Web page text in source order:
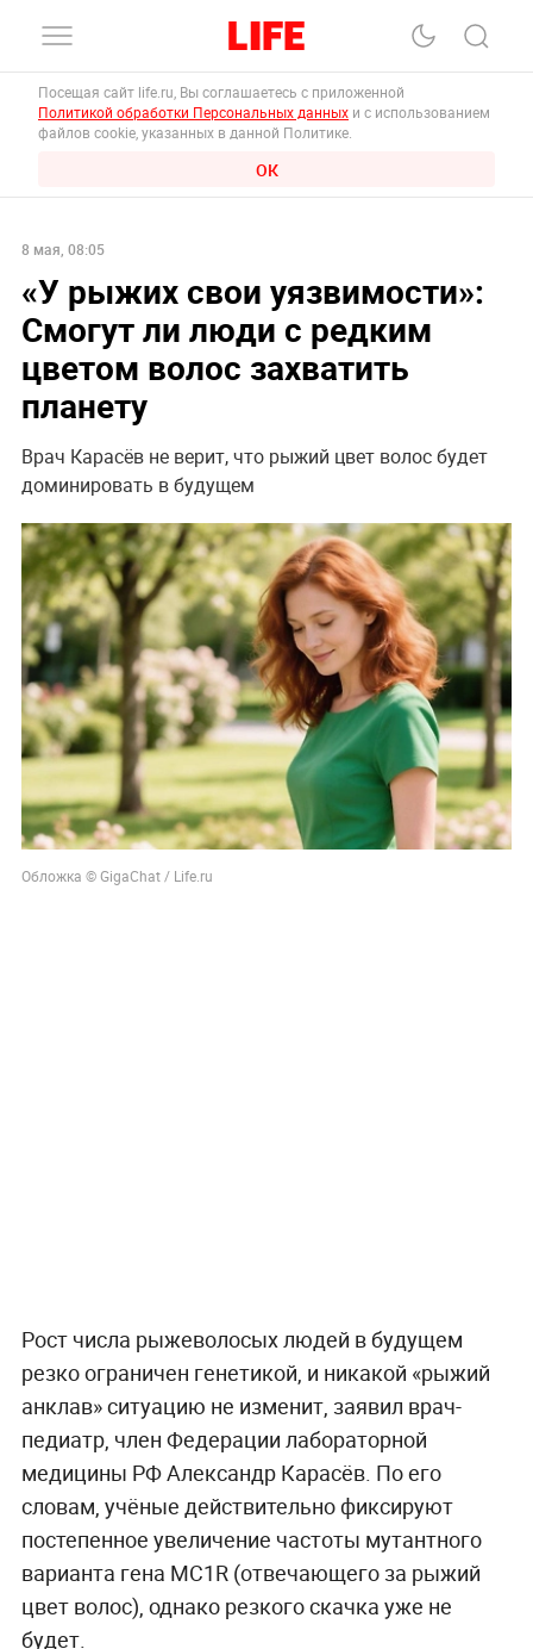
Посещая сайт life.ru, Вы соглашаетесь с приложенной
Политикой обработки Персональных данных и с использованием
файлов cookie, указанных в данной Политике.
ОК
8 мая, 08:05
«У рыжих свои уязвимости»:
Смогут ли люди с редким
цветом волос захватить
планету
Врач Карасёв не верит, что рыжий цвет волос будет
доминировать в будущем
Обложка © GigaChat / Life.ru
Рост числа рыжеволосых людей в будущем
резко ограничен генетикой, и никакой «рыжий
анклав» ситуацию не изменит, заявил врач-
педиатр, член Федерации лабораторной
медицины РФ Александр Карасёв. По его
словам, учёные действительно фиксируют
постепенное увеличение частоты мутантного
варианта гена MC1R (отвечающего за рыжий
цвет волос), однако резкого скачка уже не
будет.